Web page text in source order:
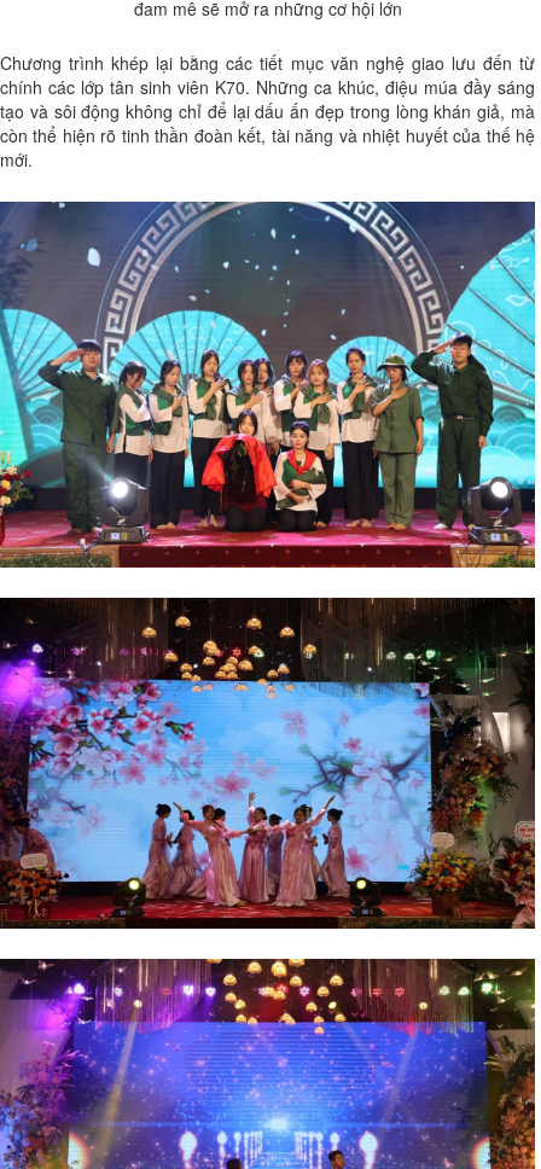
đam mê sẽ mở ra những cơ hội lớn
Chương trình khép lại bằng các tiết mục văn nghệ giao lưu đến từ
chính các lớp tân sinh viên K70. Những ca khúc, điệu múa đầy sáng
tạo và sôi động không chỉ để lại dấu ấn đẹp trong lòng khán giả, mà
còn thể hiện rõ tinh thần đoàn kết, tài năng và nhiệt huyết của thế hệ
mới.